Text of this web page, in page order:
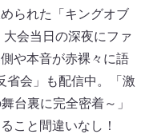
られた「キングオブ
会当日の深夜にファ
や本音が赤裸々に語
省会」も配信中。「激
台裏に完全密着～」
こと間違いなし！